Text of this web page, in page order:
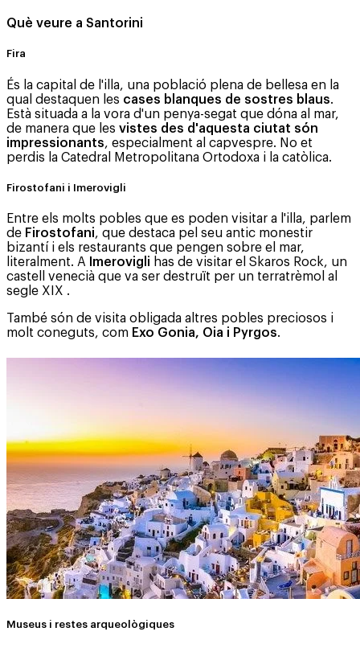
Què veure a Santorini
Fira
És la capital de l'illa, una població plena de bellesa en la
qual destaquen les cases blanques de sostres blaus.
Està situada a la vora d'un penya-segat que dóna al mar,
de manera que les vistes des d'aquesta ciutat són
impressionants, especialment al capvespre. No et
perdis la Catedral Metropolitana Ortodoxa i la catòlica.
Firostofani i Imerovigli
Entre els molts pobles que es poden visitar a l'illa, parlem
de Firostofani, que destaca pel seu antic monestir
bizantí i els restaurants que pengen sobre el mar,
literalment. A
Imerovigli has de visitar el Skaros Rock, un
castell venecià que va ser destruït per un terratrèmol al
segle XIX .
També són de visita obligada altres pobles preciosos i
molt coneguts, com Exo Gonia, Oia i Pyrgos.
Museus i restes arqueològiques